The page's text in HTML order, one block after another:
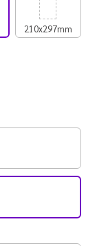
210x297mm